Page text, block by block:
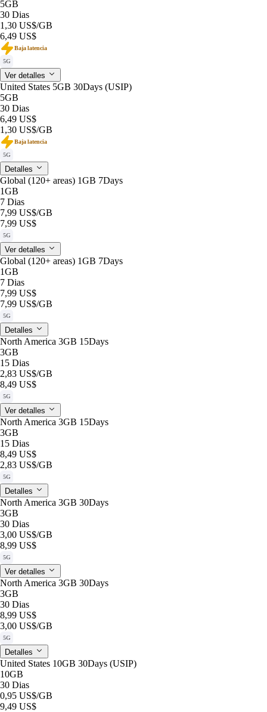
5GB
30 Dias
1,30 US$/GB
6,49 US$
Baja latencia
5G
Ver detalles
United States 5GB 30Days (USIP)
5GB
30 Dias
6,49 US$
1,30 US$/GB
Baja latencia
5G
Detalles
Global (120+ areas) 1GB 7Days
1GB
7 Dias
7,99 US$/GB
7,99 US$
5G
Ver detalles
Global (120+ areas) 1GB 7Days
1GB
7 Dias
7,99 US$
7,99 US$/GB
5G
Detalles
North America 3GB 15Days
3GB
15 Dias
2,83 US$/GB
8,49 US$
5G
Ver detalles
North America 3GB 15Days
3GB
15 Dias
8,49 US$
2,83 US$/GB
5G
Detalles
North America 3GB 30Days
3GB
30 Dias
3,00 US$/GB
8,99 US$
5G
Ver detalles
North America 3GB 30Days
3GB
30 Dias
8,99 US$
3,00 US$/GB
5G
Detalles
United States 10GB 30Days (USIP)
10GB
30 Dias
0,95 US$/GB
9,49 US$